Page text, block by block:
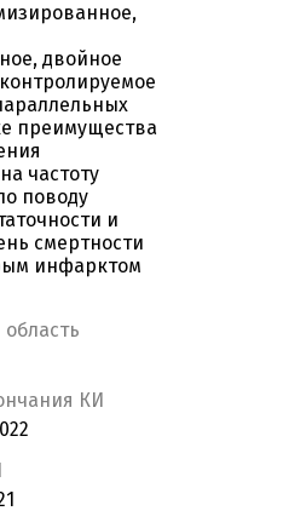
двойное
преимущества
частоту
поводу
и
смертности
инфарктом
КИ